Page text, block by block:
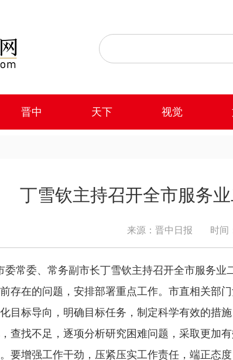
晋中 天下 视觉
丁雪钦主持召开全市服务
来源：晋中日报 时间
委常委、常务副市长丁雪钦主持召开全市服务
存在的问题，安排部署重点工作。市直相关部
目标导向，明确目标任务，制定科学有效的措
查找不足，逐项分析研究困难问题，采取更加
要增强工作干劲，压紧压实工作责任，端正态